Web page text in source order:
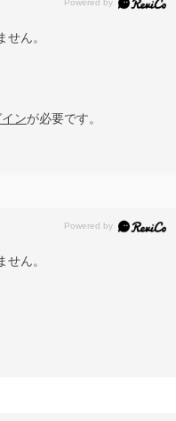
せん。
ンが必要です。
せん。